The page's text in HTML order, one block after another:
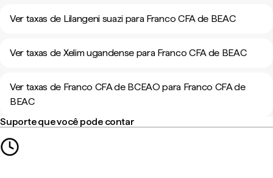
Ver taxas de Lilangeni suazi para Franco CFA de BEAC
Ver taxas de Xelim ugandense para Franco CFA de BEAC
Ver taxas de Franco CFA de BCEAO para Franco CFA de
BEAC
Suporte que você pode contar